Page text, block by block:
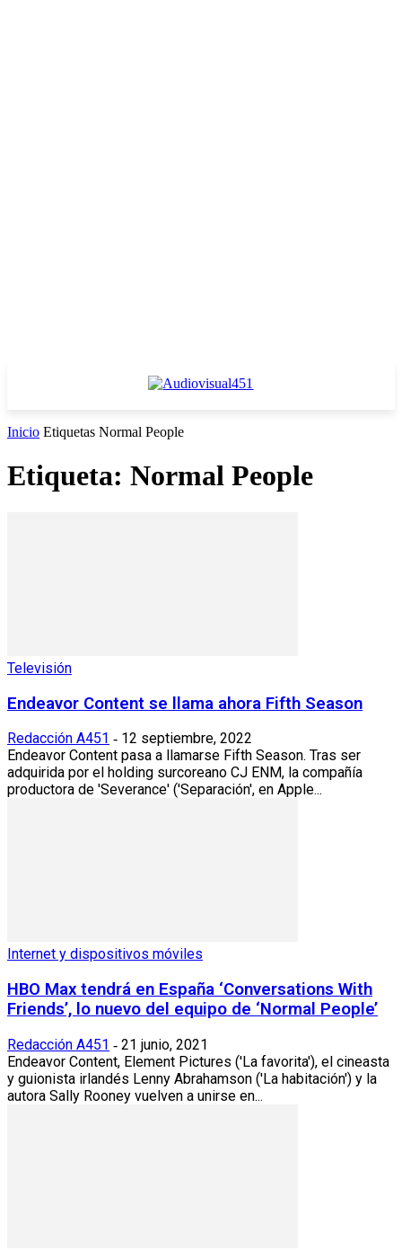
Inicio Etiquetas Normal People
Etiqueta: Normal People
Televisión
Endeavor Content se llama ahora Fifth Season
Redacción A451 - 12 septiembre, 2022
Endeavor Content pasa a llamarse Fifth Season. Tras ser
adquirida por el holding surcoreano CJ ENM, la compañía
productora de 'Severance' ('Separación', en Apple...
Internet y dispositivos móviles
HBO Max tendrá en España ‘Conversations With
Friends’, lo nuevo del equipo de ‘Normal People’
Redacción A451 - 21 junio, 2021
Endeavor Content, Element Pictures ('La favorita'), el cineasta
y guionista irlandés Lenny Abrahamson ('La habitación') y la
autora Sally Rooney vuelven a unirse en...